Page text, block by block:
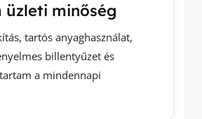
üzleti minőség
tartós anyaghasználat,
billentyűzet és
a mindennapi